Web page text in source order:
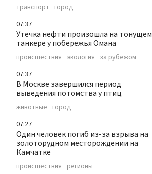
транспорт город
07:37
Утечка нефти произошла на тонущем
танкере у побережья Омана
происшествия экология за рубежом
07:37
В Москве завершился период
выведения потомства у птиц
животные город
07:27
Один человек погиб из-за взрыва на
золоторудном месторождении на
Камчатке
происшествия регионы